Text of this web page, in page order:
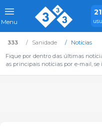
Menu
333 Sanidade
Notícias
Fique por dentro das últimas
as principais notícias por e-mail,